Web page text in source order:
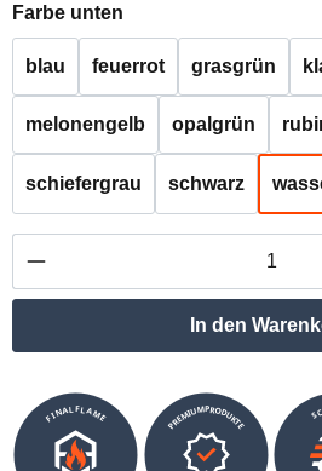
Farbe unten
blau feuerrot grasgrün
melonengelb opalgrün
schiefergrau schwarz
Produkt Anzahl: Gib den
In den
FINALFLAME PREMIUMPRODUKTE